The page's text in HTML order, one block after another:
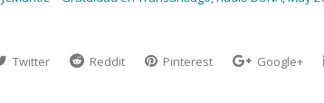
Twitter Reddit Pinterest Google+